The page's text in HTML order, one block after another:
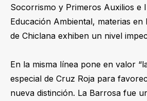
Socorrismo y Primeros Auxilios e
Educación Ambiental, materias en
de Chiclana exhiben un nivel
En la misma línea pone en valor
especial de Cruz Roja para
nueva distinción. La Barrosa fue